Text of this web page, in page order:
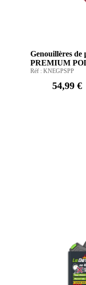
Genouillères
PREMIUM
Réf : KNEGPSPP
54,99 €